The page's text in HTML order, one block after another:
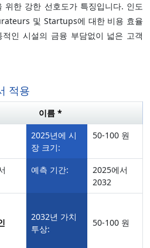
위한 강한 선호도가 특징입니다. 인도
및 Startups에 대한 비용 효율
인 시설의 금융 부담없이 넓은 고객
적용
이름 *
2025년에 시
장 크기:
50-100 원
예측 기간:
2025에서
2032
2032년 가치
투상:
50-100 원